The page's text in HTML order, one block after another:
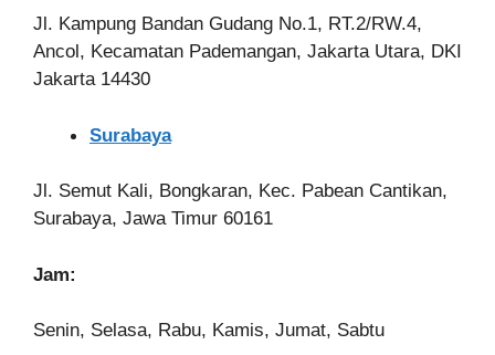
Jl. Kampung Bandan Gudang No.1, RT.2/RW.4,
Ancol, Kecamatan Pademangan, Jakarta Utara, DKI
Jakarta 14430
Surabaya
Jl. Semut Kali, Bongkaran, Kec. Pabean Cantikan,
Surabaya, Jawa Timur 60161
Jam:
Senin, Selasa, Rabu, Kamis, Jumat, Sabtu